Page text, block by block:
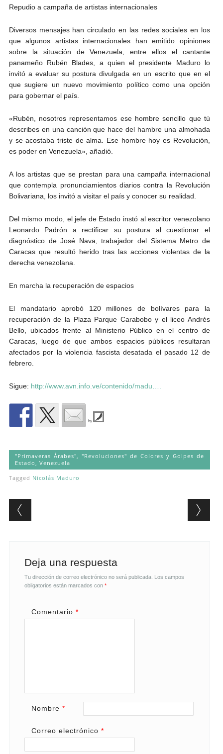
Repudio a campaña de artistas internacionales
Diversos mensajes han circulado en las redes sociales en los
que algunos artistas internacionales han emitido opiniones
sobre la situación de Venezuela, entre ellos el cantante
panameño Rubén Blades, a quien el presidente Maduro lo
invitó a evaluar su postura divulgada en un escrito que en el
que sugiere un nuevo movimiento político como una opción
para gobernar el país.
«Rubén, nosotros representamos ese hombre sencillo que tú
describes en una canción que hace del hambre una almohada
y se acostaba triste de alma. Ese hombre hoy es Revolución,
es poder en Venezuela», añadió.
A los artistas que se prestan para una campaña internacional
que contempla pronunciamientos diarios contra la Revolución
Bolivariana, los invitó a visitar el país y conocer su realidad.
Del mismo modo, el jefe de Estado instó al escritor venezolano
Leonardo Padrón a rectificar su postura al cuestionar el
diagnóstico de José Nava, trabajador del Sistema Metro de
Caracas que resultó herido tras las acciones violentas de la
derecha venezolana.
En marcha la recuperación de espacios
El mandatario aprobó 120 millones de bolívares para la
recuperación de la Plaza Parque Carabobo y el liceo Andrés
Bello, ubicados frente al Ministerio Público en el centro de
Caracas, luego de que ambos espacios públicos resultaran
afectados por la violencia fascista desatada el pasado 12 de
febrero.
Sigue: http://www.avn.info.ve/contenido/madu…
by
"Primaveras Árabes", "Revoluciones" de Colores y Golpes de
Estado
Venezuela
Tagged Nicolás Maduro
Post navigation
Deja una respuesta
Tu dirección de correo electrónico no será publicada. Los campos
obligatorios están marcados con *
Comentario *
Nombre *
Correo electrónico *